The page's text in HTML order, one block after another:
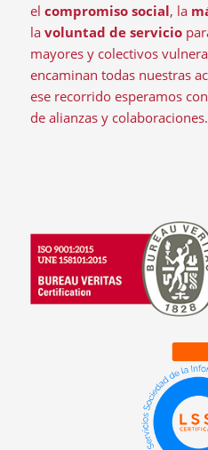
el compromiso social, la
la voluntad de servicio
mayores y colectivos
encaminan todas nuestras
ese recorrido esperamos
de alianzas y colaboraciones.